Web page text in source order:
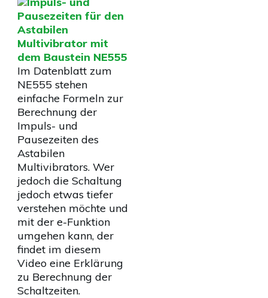
Pausezeiten für den
Astabilen
Multivibrator mit
dem Baustein NE555
Im Datenblatt zum
NE555 stehen
einfache Formeln zur
Berechnung der
Impuls- und
Pausezeiten des
Astabilen
Multivibrators. Wer
jedoch die Schaltung
jedoch etwas tiefer
verstehen möchte und
mit der e-Funktion
umgehen kann, der
findet im diesem
Video eine Erklärung
zu Berechnung der
Schaltzeiten.